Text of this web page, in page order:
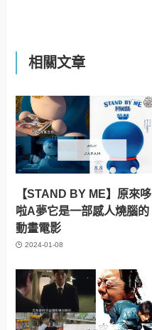
相關文章
【STAND BY ME】原來哆
啦A夢它是一部感人燒腦的
動畫電影
2024-01-08